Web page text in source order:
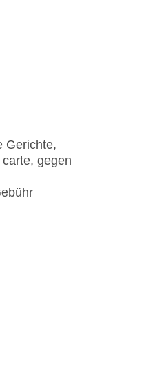
Gerichte,
gegen